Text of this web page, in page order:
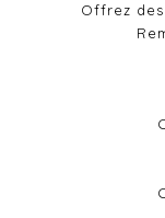
Offrez